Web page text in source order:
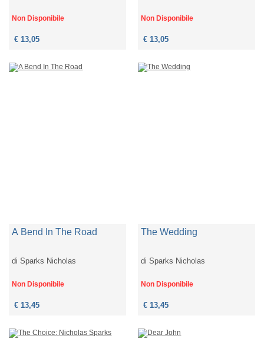
Non Disponibile
€ 13,05
Non Disponibile
€ 13,05
A Bend In The Road
diSparks Nicholas
Non Disponibile
€ 13,45
The Wedding
diSparks Nicholas
Non Disponibile
€ 13,45